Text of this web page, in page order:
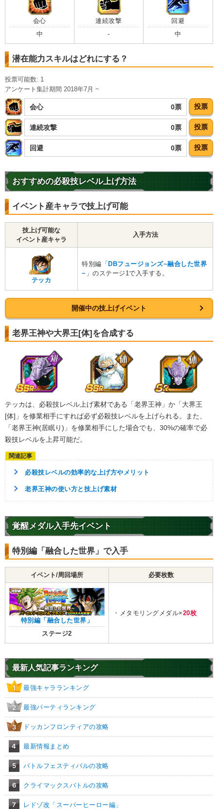
会心
中
連続攻撃
-
回避
中
潜在能力スキルはどれにする？
投票可能数: 1
アンケート集計期間 2018年7月 ~
会心 0票 投票
連続攻撃 0票 投票
回避 0票 投票
おすすめの必殺技レベル上げ方法
イベント産キャラで技上げ可能
技上げ可能な
イベント産キャラ
入手方法
テッカ
特別編「DBフュージョンズ~融合した世界
~ 」のステージ1で入手する。
開催中の技上げイベント
老界王神や大界王[体]を合成する
テッカは、必殺技レベル上げ素材である「老界王神」か「大界王
[体]」を修業相手にすれば必ず必殺技レベルを上げられる。また、
「老界王神(居眠り)」を修業相手にした場合でも、30%の確率で必
殺技レベルを上昇可能だ。
必殺技レベルの効率的な上げ方やメリット
老界王神の使い方と技上げ素材
覚醒メダル入手先イベント
特別編「融合した世界」で入手
イベント/周回場所 必要枚数
特別編「融合した世界」
ステージ2
・メタモリングメダル×20枚
最新人気記事ランキング
1 最強キャラランキング
2 最強パーティランキング
3 ドッカンフロンティアの攻略
4 最新情報まとめ
5 バトルフェスティバルの攻略
6 クライマックスバトルの攻略
7 レドゾ改「スーパーヒーロー編」